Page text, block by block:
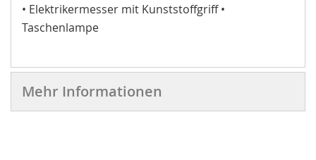
• Elektrikermesser mit Kunststoffgriff •
Taschenlampe
Mehr Informationen